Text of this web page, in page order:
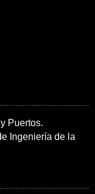
Puertos.
Ingeniería de la